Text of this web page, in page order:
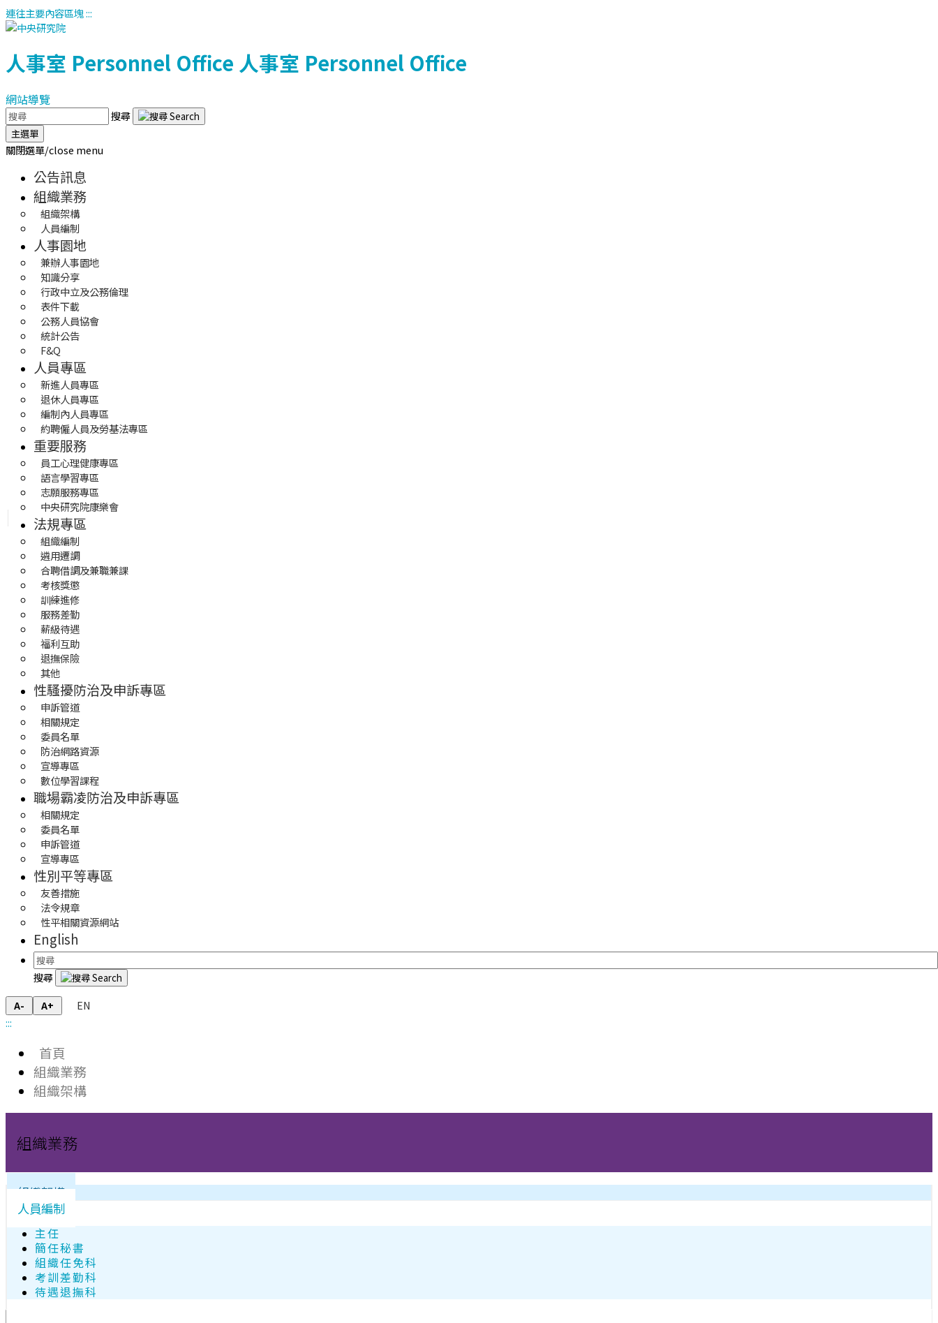
連往主要內容區塊:::
人事室 Personnel Office 人事室 Personnel Office
網站導覽
搜尋
主選單
關閉選單/close menu
公告訊息
組織業務
組織架構
人員編制
人事園地
兼辦人事園地
知識分享
行政中立及公務倫理
表件下載
公務人員協會
統計公告
F&Q
人員專區
新進人員專區
退休人員專區
編制內人員專區
約聘僱人員及勞基法專區
重要服務
員工心理健康專區
語言學習專區
志願服務專區
中央研究院康樂會
法規專區
組織編制
遴用遷調
合聘借調及兼職兼課
考核獎懲
訓練進修
服務差勤
薪級待遇
福利互助
退撫保險
其他
性騷擾防治及申訴專區
申訴管道
相關規定
委員名單
防治網路資源
宣導專區
數位學習課程
職場霸凌防治及申訴專區
相關規定
委員名單
申訴管道
宣導專區
性別平等專區
友善措施
法令規章
性平相關資源網站
English
搜尋
A- A+
EN
:::
首頁
組織業務
組織架構
組織業務
組織架構
人員編制
主任
簡任秘書
組織任免科
考訓差勤科
待遇退撫科